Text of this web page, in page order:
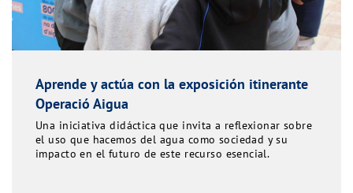
Aprende y actúa con la exposición itinerante
Operació Aigua
Una iniciativa didáctica que invita a reflexionar sobre
el uso que hacemos del agua como sociedad y su
impacto en el futuro de este recurso esencial.